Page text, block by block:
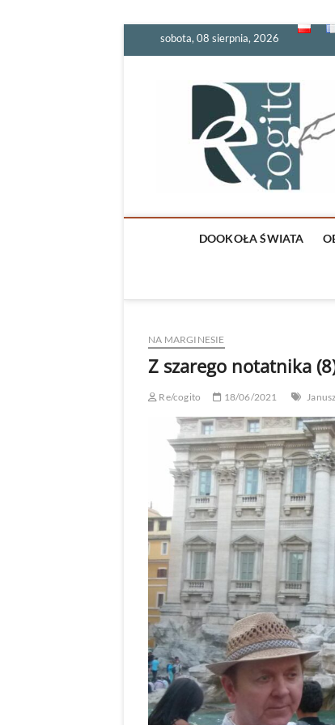
sobota, 08 sierpnia, 2026
DOOKOŁA ŚWIATA
NA MARGINESIE
Z szarego notatnika
Re/cogito 18/06/2021